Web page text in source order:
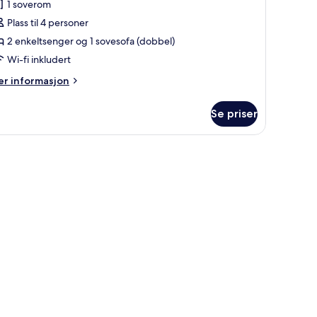
1 soverom
Plass til 4 personer
2 enkeltsenger og 1 sovesofa (dobbel)
Wi-fi inkludert
informasjon
Se priser
skrivebord, strykejern/-brett og barnesenger (inkludert)